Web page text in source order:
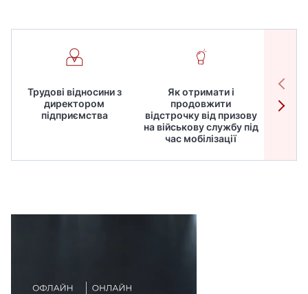
Трудові відносини з
директором
підприємства
Як отримати і
продовжити
відстрочку від призову
на військову службу під
час мобілізації